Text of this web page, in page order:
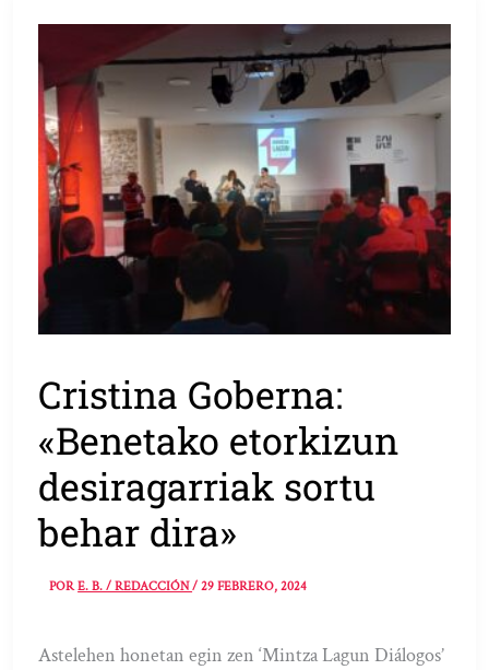
Cristina Goberna:
«Benetako etorkizun
desiragarriak sortu
behar dira»
PORE. B. / REDACCIÓN/29 FEBRERO, 2024
Astelehen honetan egin zen ‘Mintza Lagun Diálogos’